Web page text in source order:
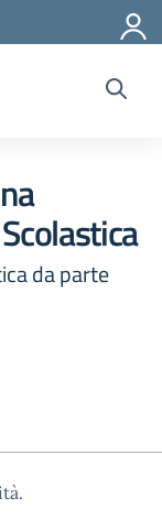
da parte